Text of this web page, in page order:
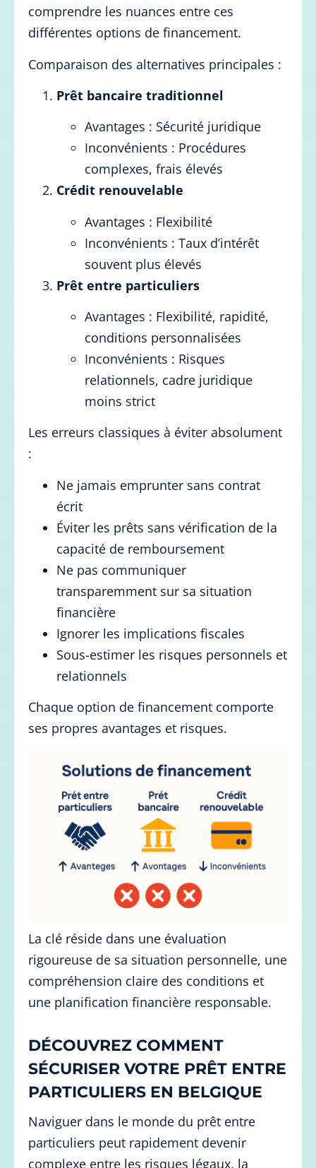
comprendre les nuances entre ces
différentes options de financement.
Comparaison des alternatives principales :
Prêt bancaire traditionnel
Avantages : Sécurité juridique
Inconvénients : Procédures
complexes, frais élevés
Crédit renouvelable
Avantages : Flexibilité
Inconvénients : Taux d’intérêt
souvent plus élevés
Prêt entre particuliers
Avantages : Flexibilité, rapidité,
conditions personnalisées
Inconvénients : Risques
relationnels, cadre juridique
moins strict
Les erreurs classiques à éviter absolument
:
Ne jamais emprunter sans contrat
écrit
Éviter les prêts sans vérification de la
capacité de remboursement
Ne pas communiquer
transparemment sur sa situation
financière
Ignorer les implications fiscales
Sous-estimer les risques personnels et
relationnels
Chaque option de financement comporte
ses propres avantages et risques.
La clé réside dans une évaluation
rigoureuse de sa situation personnelle, une
compréhension claire des conditions et
une planification financière responsable.
DÉCOUVREZ COMMENT
SÉCURISER VOTRE PRÊT ENTRE
PARTICULIERS EN BELGIQUE
Naviguer dans le monde du prêt entre
particuliers peut rapidement devenir
complexe entre les risques légaux, la